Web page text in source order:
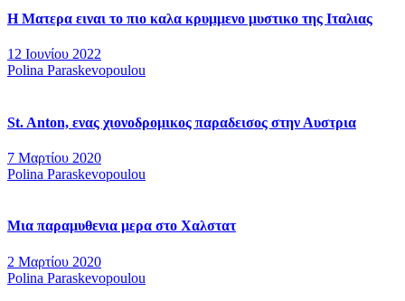
H Ματερα ειναι το πιο καλα κρυμμενο μυστικο της Ιταλιας
12 Ιουνίου 2022
Polina Paraskevopoulou
St. Anton, ενας χιονοδρομικος παραδεισος στην Αυστρια
7 Μαρτίου 2020
Polina Paraskevopoulou
Μια παραμυθενια μερα στο Χαλστατ
2 Μαρτίου 2020
Polina Paraskevopoulou